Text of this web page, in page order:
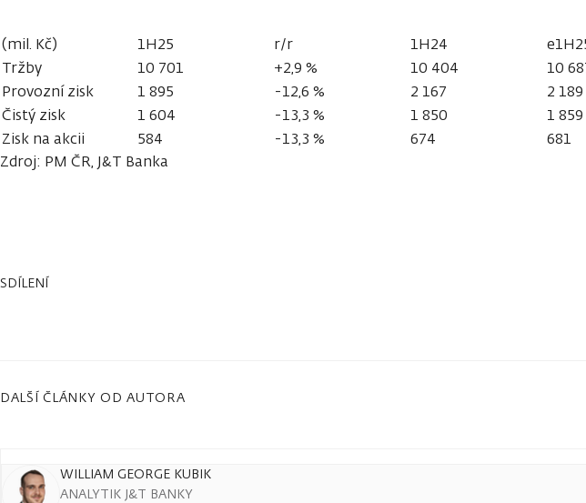
(mil. Kč) 1H25 r/r 1H24
Tržby
10 701 +2,9 % 10 404
10
Provozní zisk
1 895 -12,6 % 2 167
2 189
Čistý zisk
1 604 -13,3 % 1 850
1 859
Zisk na akcii
584 -13,3 % 674
681
Zdroj: PM ČR, J&T Banka
SDÍLENÍ
DALŠÍ ČLÁNKY OD AUTORA
WILLIAM GEORGE KUBIK
ANALYTIK J&T BANKY